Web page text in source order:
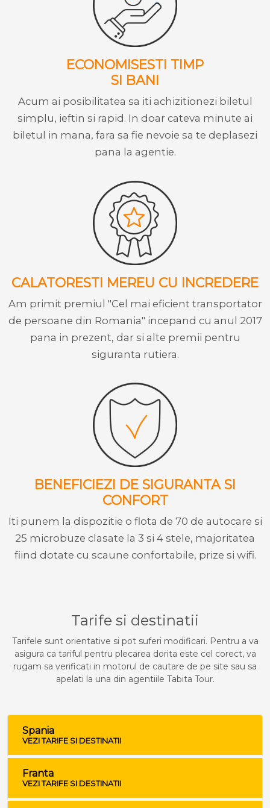
ECONOMISESTI TIMP
SI BANI
Acum ai posibilitatea sa iti achizitionezi biletul
simplu, ieftin si rapid. In doar cateva minute ai
biletul in mana, fara sa fie nevoie sa te deplasezi
pana la agentie.
CALATORESTI MEREU CU INCREDERE
Am primit premiul "Cel mai eficient transportator
de persoane din Romania" incepand cu anul 2017
pana in prezent, dar si alte premii pentru
siguranta rutiera.
BENEFICIEZI DE SIGURANTA SI
CONFORT
Iti punem la dispozitie o flota de 70 de autocare si
25 microbuze clasate la 3 si 4 stele, majoritatea
fiind dotate cu scaune confortabile, prize si wifi.
Tarife si destinatii
Tarifele sunt orientative si pot suferi modificari. Pentru a va
asigura ca tariful pentru plecarea dorita este cel corect, va
rugam sa verificati in motorul de cautare de pe site sau sa
apelati la una din agentiile Tabita Tour.
Spania
VEZI TARIFE SI DESTINATII
Franta
VEZI TARIFE SI DESTINATII